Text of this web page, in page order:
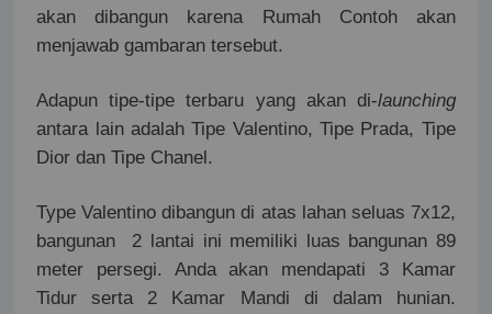
akan dibangun karena Rumah Contoh akan
menjawab gambaran tersebut.
Adapun tipe-tipe terbaru yang akan di-launching
antara lain adalah Tipe Valentino, Tipe Prada, Tipe
Dior dan Tipe Chanel.
Type Valentino dibangun di atas lahan seluas 7x12,
bangunan
2 lantai ini memiliki luas bangunan 89
meter persegi. Anda akan mendapati 3 Kamar
Tidur serta 2 Kamar Mandi di dalam hunian.